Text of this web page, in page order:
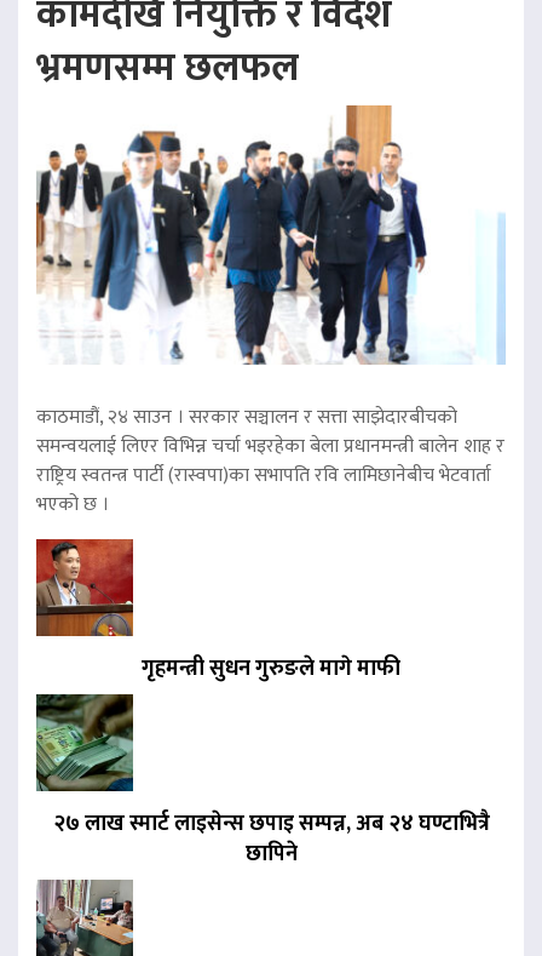
कामदेखि नियुक्ति र विदेश
भ्रमणसम्म छलफल
काठमाडौं, २४ साउन । सरकार सञ्चालन र सत्ता साझेदारबीचको
समन्वयलाई लिएर विभिन्न चर्चा भइरहेका बेला प्रधानमन्त्री बालेन शाह र
राष्ट्रिय स्वतन्त्र पार्टी (रास्वपा)का सभापति रवि लामिछानेबीच भेटवार्ता
भएको छ ।
गृहमन्त्री सुधन गुरुङले मागे माफी
२७ लाख स्मार्ट लाइसेन्स छपाइ सम्पन्न, अब २४ घण्टाभित्रै
छापिने